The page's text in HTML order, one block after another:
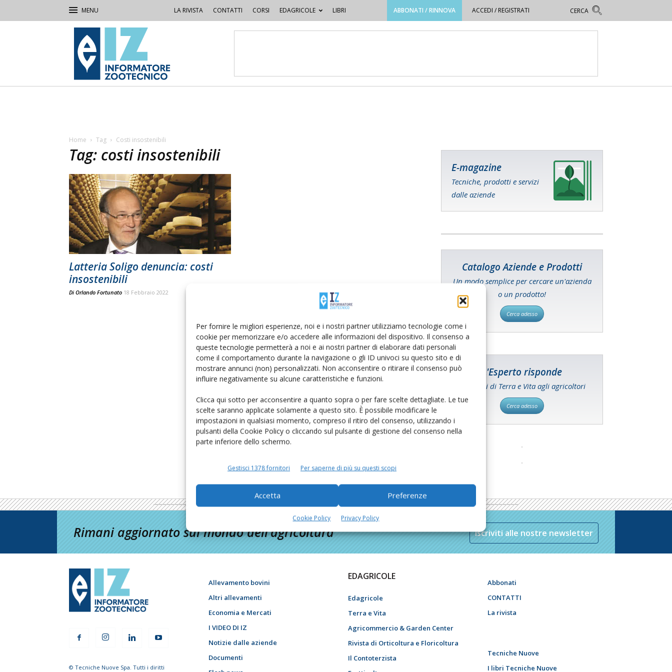
Per fornire le migliori esperienze, noi e i nostri partner utilizziamo tecnologie come i
cookie per memorizzare e/o accedere alle informazioni del dispositivo. Il consenso a
queste tecnologie permetterà a noi e ai nostri partner di elaborare dati personali
come il comportamento durante la navigazione o gli ID univoci su questo sito e di
mostrare annunci (non) personalizzati. Non acconsentire o ritirare il consenso può
influire negativamente su alcune caratteristiche e funzioni.
Clicca qui sotto per acconsentire a quanto sopra o per fare scelte dettagliate. Le tue
scelte saranno applicate solamente a questo sito. È possibile modificare le
impostazioni in qualsiasi momento, compreso il ritiro del consenso, utilizzando i
pulsanti della Cookie Policy o cliccando sul pulsante di gestione del consenso nella
parte inferiore dello schermo.
Gestisci 1378 fornitori Per saperne di più su questi scopi
Accetta Preferenze
Cookie Policy Privacy Policy
LA RIVISTA CONTATTI CORSI EDAGRICOLE LIBRI ABBONATI / RINNOVA ACCEDI / REGISTRATI
IZ
Informatore
Zootecnico
Home Tag Costi insostenibili
Tag: costi insostenibili
Latteria Soligo denuncia: costi
insostenibili
Di Orlando Fortunato 18 Febbraio 2022
E-magazine
Tecniche, prodotti e servizi
dalle aziende
Catalogo Aziende e Prodotti
Un modo semplice per cercare un'azienda
o un prodotto!
Cerca adesso
L'Esperto risponde
I consigli di Terra e Vita agli agricoltori
Cerca adesso
Rimani aggiornato sul mondo dell’agricoltura Iscriviti alle nostre newsletter
© Tecniche Nuove Spa. Tutti i diritti
Allevamento bovini
Altri allevamenti
Economia e Mercati
I VIDEO DI IZ
Notizie dalle aziende
Documenti
EDAGRICOLE
Edagricole
Terra e Vita
Agricommercio & Garden Center
Rivista di Orticoltura e Floricoltura
Il Contoterzista
Abbonati
CONTATTI
La rivista
Tecniche Nuove
I libri Tecniche Nuove